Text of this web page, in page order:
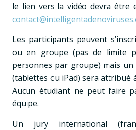
le lien vers la vidéo devra être
Les participants peuvent
ou en groupe (pas de limite
personnes par groupe) mais
(tablettes ou iPad) sera attribué
Aucun étudiant ne peut faire
équipe.
Un jury international